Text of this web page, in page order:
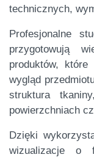
technicznych,
Profesjonalne
przygotowują
produktów,
wygląd
struktura
powierzchniach
Dzięki
wizualizacje o